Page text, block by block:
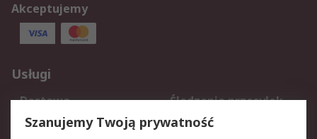
Akceptujemy
Usługi
Dostawa
Śledzenie przesyłek
Reklamacje i zwroty
Rejestracja
Szanujemy Twoją prywatność